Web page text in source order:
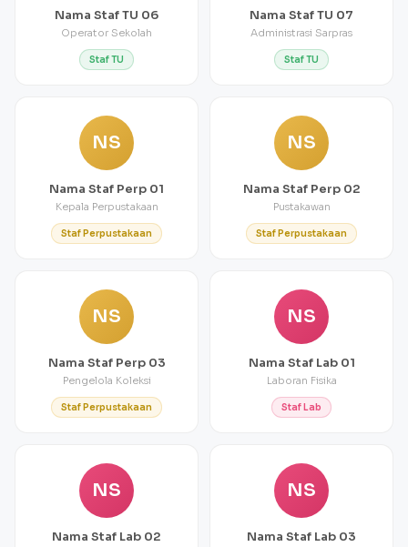
Nama Staf TU 06
Operator Sekolah
Staf TU
Nama Staf TU 07
Administrasi Sarpras
Staf TU
NS
Nama Staf Perp 01
Kepala Perpustakaan
Staf Perpustakaan
NS
Nama Staf Perp 02
Pustakawan
Staf Perpustakaan
NS
Nama Staf Perp 03
Pengelola Koleksi
Staf Perpustakaan
NS
Nama Staf Lab 01
Laboran Fisika
Staf Lab
NS
Nama Staf Lab 02
NS
Nama Staf Lab 03